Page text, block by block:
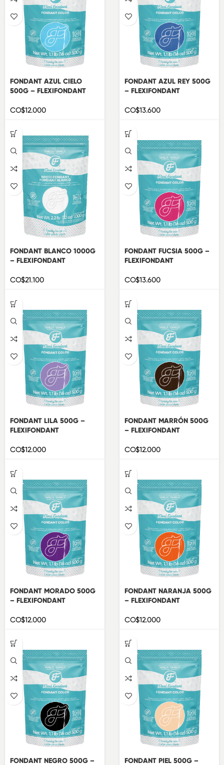
FONDANT AZUL CIELO
500G – FLEXIFONDANT
CO$12.000
FONDANT AZUL REY 500G
– FLEXIFONDANT
CO$13.600
FONDANT BLANCO 1000G
– FLEXIFONDANT
CO$21.100
FONDANT FUCSIA 500G –
FLEXIFONDANT
CO$13.600
FONDANT LILA 500G –
FLEXIFONDANT
CO$12.000
FONDANT MARRÓN 500G
– FLEXIFONDANT
CO$12.000
FONDANT MORADO 500G
– FLEXIFONDANT
CO$12.000
FONDANT NARANJA 500G
– FLEXIFONDANT
CO$12.000
FONDANT NEGRO 500G – FONDANT PIEL 500G –